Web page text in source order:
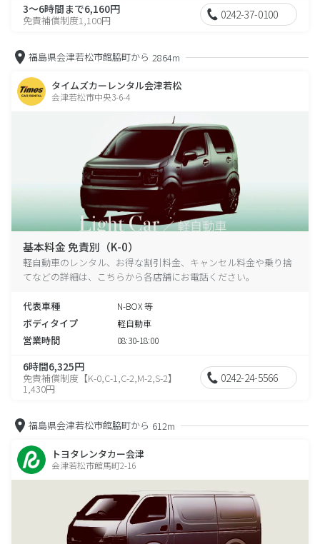
3～6時間まで6,160円
免責補償制度1,100円 0242-37-0100
福島県会津若松市館脇町から 2864m
タイムズカーレンタル会津若松
会津若松市中央3-6-4
基本料金 免責別（K-0）
軽自動車のレンタル、お得な割引料金、キャンセル料金や乗り捨
てなどの詳細は、こちらから各店舗にお電話ください。
代表車種 N-BOX 等
ボディタイプ 軽自動車
営業時間 08:30-18:00
6時間6,325円
免責補償制度【K-0,C-1,C-2,M-2,S-2】
1,430円
0242-24-5566
福島県会津若松市館脇町から 612m
トヨタレンタカー会津
会津若松市館馬町2-16